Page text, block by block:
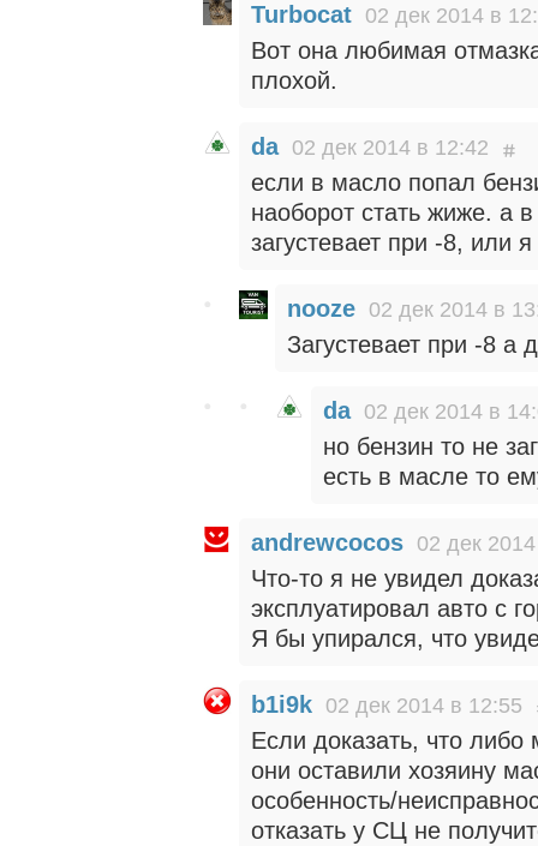
Turbocat 02 дек 2014 в
Вот она любимая
плохой.
da 02 дек 2014 в 12:42
если в масло попал
наоборот стать жиже. а
загустевает при -8, или
nooze 02 дек 2014 в
Загустевает при -8 а
da 02 дек 2014 в
но бензин то не
есть в масле то
andrewcocos 02 дек
Что-то я не увидел
эксплуатировал авто с
Я бы упирался, что
b1i9k 02 дек 2014 в 12:55
Если доказать, что
они оставили хозяину
особенность/
отказать у СЦ не